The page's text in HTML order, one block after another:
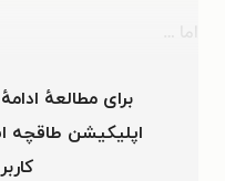
برای مطالعهٔ
اپلیکیشن طاقچه